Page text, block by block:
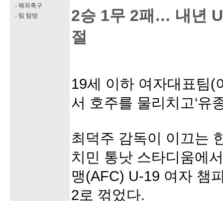
- 해외축구
- 팀 탐방
2승 1무 2패… 내년
절
19세 이하 여자대표팀(
서 호주를 물리치고‘유
최덕주 감독이 이끄는
치민 통낫 스타디움에
맹(AFC) U-19 여자 챔
2로 꺾었다.